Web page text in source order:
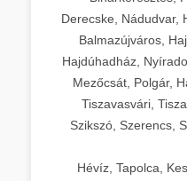
Derecske, Nádudvar,
Balmazújváros,
Hajdúhadház,
Mezőcsát, Polgár,
Tiszavasvári,
Szikszó, Szerencs,
Hévíz, Tapolca,